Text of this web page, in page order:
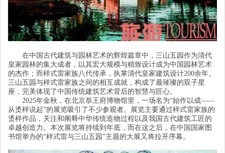
在中国古代建筑与园林艺术的辉煌篇章中，三山五园作为清代
皇家园林的集大成者，以其宏大规模与精致设计成为中国园林艺术
的杰作；而样式雷家族八代传承，执掌清代皇家建筑设计200余年。
三山五园与样式雷家族之间的相互成就，构成了最璀璨的双子星
座，完美体现了中国传统建筑艺术背后的智慧与匠心。
2025年金秋，在北京恭王府博物馆里，一场名为“始作以成——
从烫样说起”的展览吸引了不少参观者。展览主要通过样式雷家族的
烫样作品，关注和阐释中华传统造物过程以及我国古代建筑工匠的
卓越创造力。本次展览将持续到年底，而在这之后，在中国国家图
书馆举办的“样式雷与三山五园 ”主题的大展又将拉开序幕。